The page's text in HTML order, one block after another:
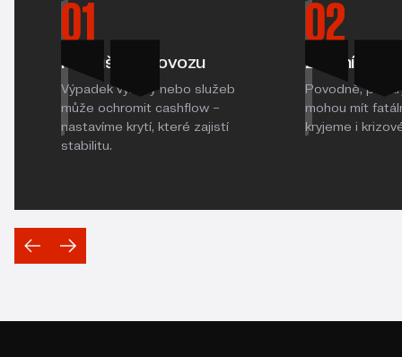
01
Přerušení provozu
Výpadek výroby nebo služeb
může ochromit cashflow –
nastavíme krytí, které zajistí
stabilitu.
02
Živelní
Povodně,
mohou mít
kryjeme i